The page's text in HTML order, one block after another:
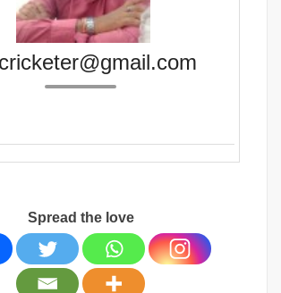
Spread the love